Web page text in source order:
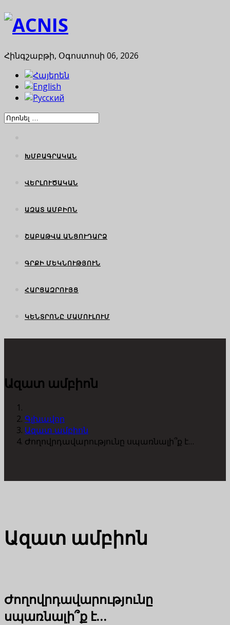
Հինգշաբթի, Օգոստոսի 06, 2026
ԽՄԲԱԳՐԱԿԱՆ
ՎԵՐԼՈՒԾԱԿԱՆ
ԱԶԱՏ ԱՄԲԻՈՆ
ՇԱԲԱԹՎԱ ԱՆՑՈՒԴԱՐՁ
ԳՐՔԻ ՄԵԿՆՈՒԹՅՈՒՆ
ՀԱՐՑԱԶՐՈՒՅՑ
ԿԵՆՏՐՈՆԸ ՄԱՄՈՒԼՈՒՄ
Ազատ ամբիոն
Գլխավոր
Ազատ ամբիոն
Ժողովրդավարությունը սպառնալի՞ք է…
Ազատ ամբիոն
Ժողովրդավարությունը
սպառնալի՞ք է…